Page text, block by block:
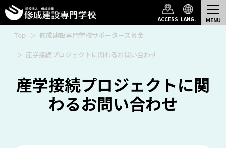
ACCESS LANG.
Top 修成建設専門学校サポーターズ募金
産学接続プロジェクトに関わるお問い合わせ
産学接続プロジェクトに関
わるお問い合わせ